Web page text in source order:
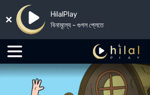
HilalPlay
বিনামূল্যে - গুগল প্লেতে